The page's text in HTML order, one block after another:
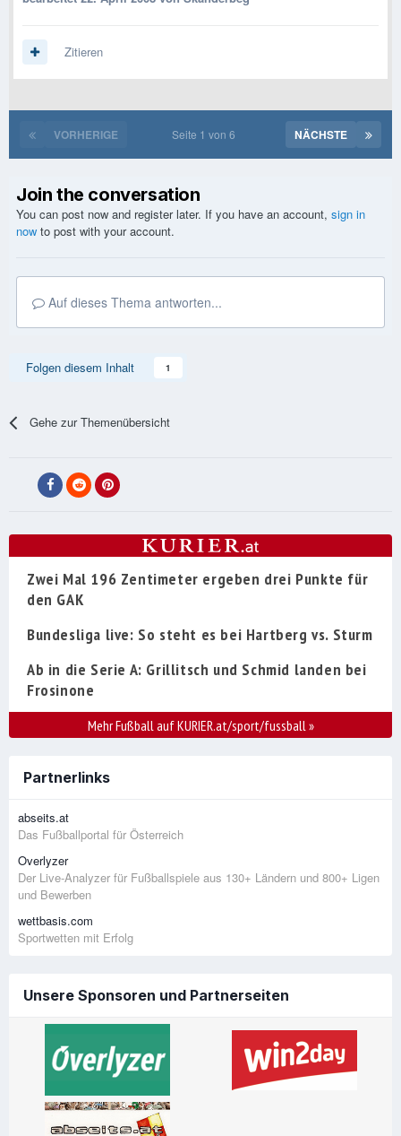
Zitieren
VORHERIGE NÄCHSTE
Seite 1 von 6
Join the conversation
You can post now and register later. If you have an account, sign in
now to post with your account.
Auf dieses Thema antworten...
Folgen diesem Inhalt 1
Gehe zur Themenübersicht
Zwei Mal 196 Zentimeter ergeben drei Punkte für
den GAK
Bundesliga live: So steht es bei Hartberg vs. Sturm
Ab in die Serie A: Grillitsch und Schmid landen bei
Frosinone
Mehr Fußball auf KURIER.at/sport/fussball»
Partnerlinks
abseits.at
Das Fußballportal für Österreich
Overlyzer
Der Live-Analyzer für Fußballspiele aus 130+ Ländern und 800+ Ligen
und Bewerben
wettbasis.com
Sportwetten mit Erfolg
Unsere Sponsoren und Partnerseiten